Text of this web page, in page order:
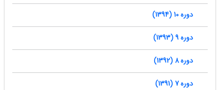
دوره 10 (1394)
دوره 9 (1393)
دوره 8 (1392)
دوره 7 (1391)